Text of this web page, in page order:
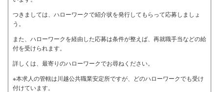
つきましては、ハローワークで紹介状を発行してもらって応募しましょ
う。
また、ハローワークを経由した応募は条件が整えば、再就職手当などの給
付を受けられます。
詳しくは、最寄りのハローワークでお尋ねください。
※本求人の管轄は川越公共職業安定所ですが、どのハローワークでも受け
付けています。